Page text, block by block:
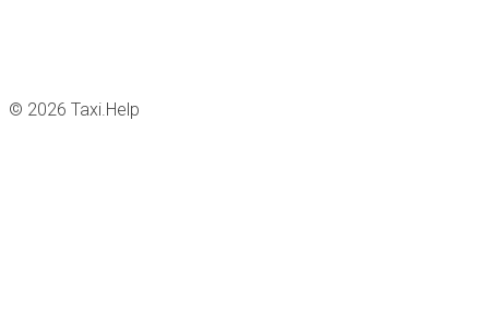
© 2026 Taxi.Help